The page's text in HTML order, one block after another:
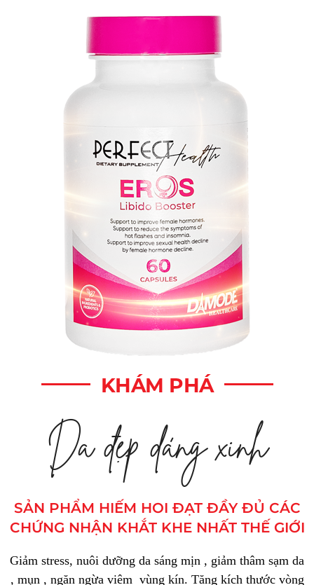
KHÁM PHÁ
Da đẹp dáng xinh
SẢN PHẨM HIẾM HOI ĐẠT ĐẦY ĐỦ CÁC
CHỨNG NHẬN KHẮT KHE NHẤT THẾ GIỚI
Giảm stress, nuôi dưỡng da sáng mịn , giảm thâm sạm da
, mụn , ngăn ngừa viêm vùng kín. Tăng kích thước vòng